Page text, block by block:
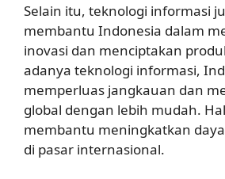
Selain itu, teknologi informasi
membantu Indonesia dalam
inovasi dan menciptakan
adanya teknologi informasi,
memperluas jangkauan dan
global dengan lebih mudah.
membantu meningkatkan
di pasar internasional.